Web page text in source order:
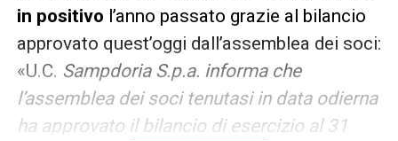
in positivo l’anno passato grazie al bilancio
approvato quest’oggi dall’assemblea dei soci:
«U.C. Sampdoria S.p.a. informa che
l’assemblea dei soci tenutasi in data odierna
ha approvato il bilancio di esercizio al 31